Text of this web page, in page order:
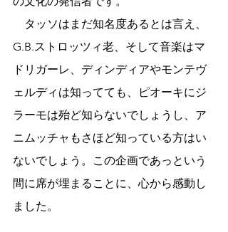
タッソはまだ知名度あるとは言え、
G.B.ストロッツィ老、そして音楽はマ
ドリガーレ、ディンディアやモンテヴ
ェルディは知ってても、ピオーキにジ
ラーモは殆ど知らないでしょうし、ア
ニムッチャもさほど知っている方はい
ないでしょう。この企画であっという
間に席が埋まることに、心から感動し
ました。